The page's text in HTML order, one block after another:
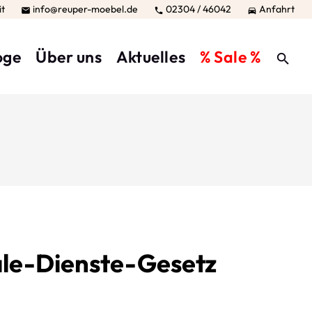
 info@reuper-moebel.de  02304 / 46042  Anfahrt
Über uns Aktuelles % Sale %
Dienste-Gesetz